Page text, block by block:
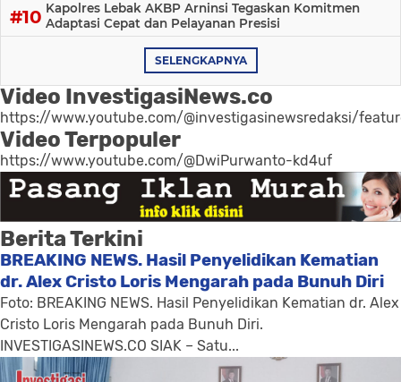
Kapolres Lebak AKBP Arninsi Tegaskan Komitmen
Adaptasi Cepat dan Pelayanan Presisi
SELENGKAPNYA
Video InvestigasiNews.co
https://www.youtube.com/@investigasinewsredaksi/
Video Terpopuler
https://www.youtube.com/@DwiPurwanto-kd4uf
Berita Terkini
BREAKING NEWS. Hasil Penyelidikan Kematian
dr. Alex Cristo Loris Mengarah pada Bunuh Diri
Foto: BREAKING NEWS. Hasil Penyelidikan Kematian dr. Alex
Cristo Loris Mengarah pada Bunuh Diri.
INVESTIGASINEWS.CO SIAK – Satu...